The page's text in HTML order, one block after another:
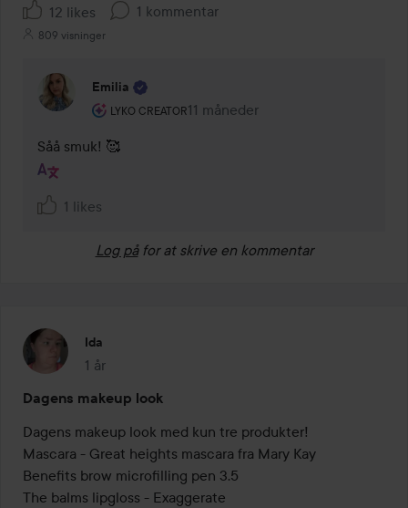
12 likes 1 kommentar
809 visninger
Emilia
LYKO CREATOR
Brugerens rolle: Lyko Creator.
11 måneder
Kommentaren lades 11 måneder
Såå smuk! 🥰
1 likes
Log på for at skrive en kommentar
Ida
1 år
Posten blev oprettet 1 år
Dagens makeup look
Dagens makeup look med kun tre produkter!
Mascara - Great heights mascara fra Mary Kay
Benefits brow microfilling pen 3.5
The balms lipgloss - Exaggerate